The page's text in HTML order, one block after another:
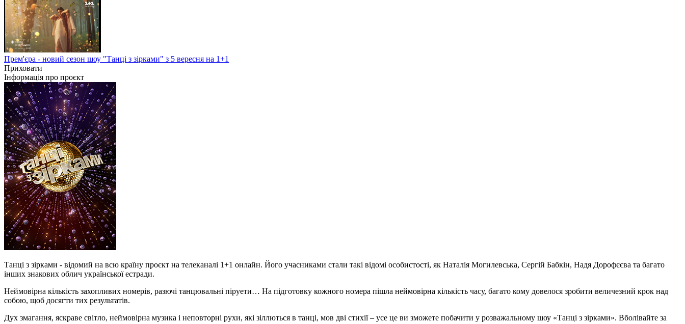
Прем'єра - новий сезон шоу "Танці з зірками" з 5 вересня на 1+1
Приховати
Інформація про проєкт
Танці з зірками - відомий на всю країну проєкт на телеканалі 1+1 онлайн. Його учасниками стали такі відомі особистості, як Наталія Могилевська, Сергій Бабкін, Надя Дорофєєва та багато
інших знакових облич української естради.
Неймовірна кількість захопливих номерів, разючі танцювальні піруети… На підготовку кожного номера пішла неймовірна кількість часу, багато кому довелося зробити величезний крок над
собою, щоб досягти тих результатів.
Дух змагання, яскраве світло, неймовірна музика і неповторні рухи, які зіллються в танці, мов дві стихії – усе це ви зможете побачити у розважальному шоу «Танці з зірками». Вболівайте за